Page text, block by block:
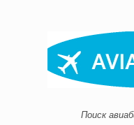
Поиск